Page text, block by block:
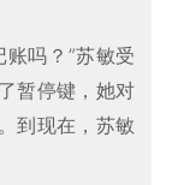
吗？”苏敏受
暂停键，她对
到现在，苏敏